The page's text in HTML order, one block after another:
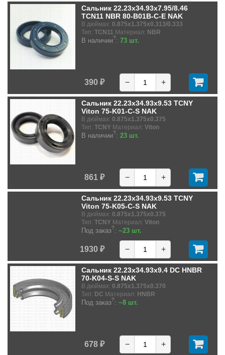
Сальник 22.23x34.93x7.95/8.46
TCN11 NBR 80-B01B-C-E NAK
В дюймах: 0.875x1.375x0.313/0.333
Тип: TCN11 Материал: NBR
В наличии?: 73 шт.
390 ₽ − +
Сальник 22.23x34.93x9.53 TCNY
Viton 75-K01-C-S NAK
В дюймах: 0.875x1.375x0.375
Тип: TCNY Материал: Viton
В наличии?: 23 шт.
861 ₽ − +
Сальник 22.23x34.93x9.53 TCNY
Viton 75-K05-C-S NAK
В дюймах: 0.875x1.375x0.375
Тип: TCNY Материал: Viton
Под заказ?: ~23 шт.
1930 ₽ − +
Сальник 22.23x34.93x9.4 DC HNBR
70-K04-S-S NAK
В дюймах: 0.875x1.375x0.370
Тип: DC Материал: HNBR
Под заказ?: ~8 шт.
678 ₽ − +